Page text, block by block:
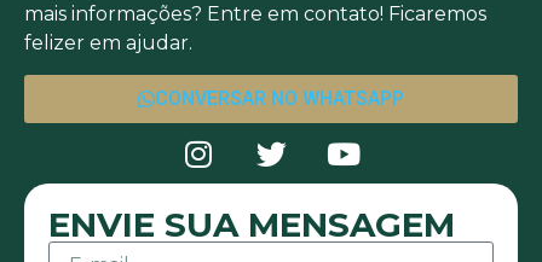
mais informações? Entre em contato! Ficaremos
felizer em ajudar.
CONVERSAR NO WHATSAPP
ENVIE SUA MENSAGEM